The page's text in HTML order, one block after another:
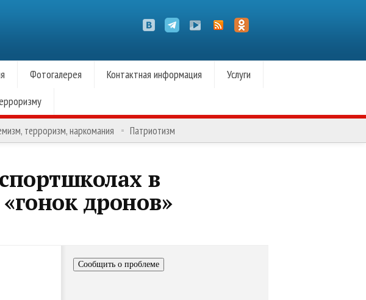
Фотогалерея Контактная информация
Услуги
терроризм, наркомания Патриотизм
в
дронов»
Сообщить о проблеме